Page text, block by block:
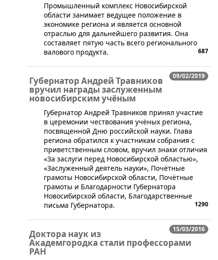
​Промышленный комплекс Новосибирской
области занимает ведущее положение в
экономике региона и является основной
отраслью для дальнейшего развития. Она
составляет пятую часть всего регионального
валового продукта.
687
09/02/2019
Губернатор Андрей Травников
вручил награды заслуженным
новосибирским учёным
​Губернатор Андрей Травников принял участие
в церемонии чествования учёных региона,
посвященной Дню российской науки. Глава
региона обратился к участникам собрания с
приветственным словом, вручил знаки отличия
«За заслуги перед Новосибирской областью»,
«Заслуженный деятель науки», Почётные
грамоты Новосибирской области, Почётные
грамоты и Благодарности Губернатора
Новосибирской области, Благодарственные
письма Губернатора.
1290
15/03/2016
Доктора наук из
Академгородка стали профессорами
РАН